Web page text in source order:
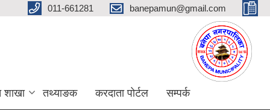
011-661281 banepamun@gmail.com
शाखा तथ्याङक करदाता पोर्टल सम्पर्क